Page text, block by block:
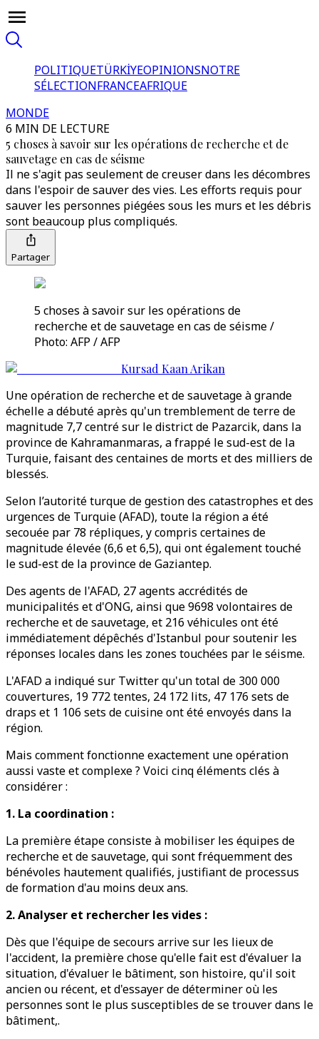
POLITIQUETÜRKİYEOPINIONSNOTRE
SÉLECTIONFRANCEAFRIQUE
MONDE
6 MIN DE LECTURE
5 choses à savoir sur les opérations de recherche et de
sauvetage en cas de séisme
Il ne s'agit pas seulement de creuser dans les décombres
dans l'espoir de sauver des vies. Les efforts requis pour
sauver les personnes piégées sous les murs et les débris
sont beaucoup plus compliqués.
Partager
5 choses à savoir sur les opérations de
recherche et de sauvetage en cas de séisme /
Photo: AFP / AFP
Kursad Kaan Arikan
Une opération de recherche et de sauvetage à grande
échelle a débuté après qu'un tremblement de terre de
magnitude 7,7 centré sur le district de Pazarcik, dans la
province de Kahramanmaras, a frappé le sud-est de la
Turquie, faisant des centaines de morts et des milliers de
blessés.
Selon l’autorité turque de gestion des catastrophes et des
urgences de Turquie (AFAD), toute la région a été
secouée par 78 répliques, y compris certaines de
magnitude élevée (6,6 et 6,5), qui ont également touché
le sud-est de la province de Gaziantep.
Des agents de l'AFAD, 27 agents accrédités de
municipalités et d'ONG, ainsi que 9698 volontaires de
recherche et de sauvetage, et 216 véhicules ont été
immédiatement dépêchés d'Istanbul pour soutenir les
réponses locales dans les zones touchées par le séisme.
L'AFAD a indiqué sur Twitter qu'un total de 300 000
couvertures, 19 772 tentes, 24 172 lits, 47 176 sets de
draps et 1 106 sets de cuisine ont été envoyés dans la
région.
Mais comment fonctionne exactement une opération
aussi vaste et complexe ? Voici cinq éléments clés à
considérer :
1. La coordination :
La première étape consiste à mobiliser les équipes de
recherche et de sauvetage, qui sont fréquemment des
bénévoles hautement qualifiés, justifiant de processus
de formation d'au moins deux ans.
2. Analyser et rechercher les vides :
Dès que l'équipe de secours arrive sur les lieux de
l'accident, la première chose qu'elle fait est d'évaluer la
situation, d'évaluer le bâtiment, son histoire, qu'il soit
ancien ou récent, et d'essayer de déterminer où les
personnes sont le plus susceptibles de se trouver dans le
bâtiment,.